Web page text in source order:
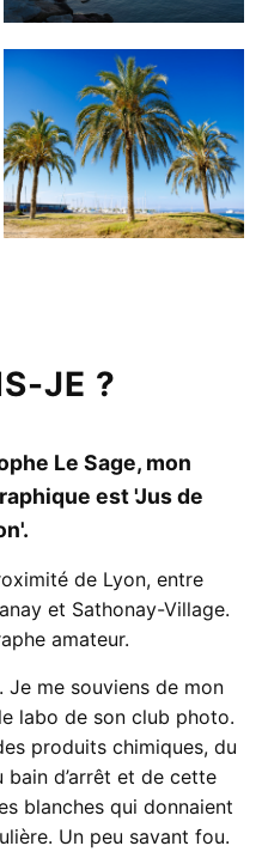
JE ?
Le Sage, mon
est 'Jus de
de Lyon, entre
et Sathonay-Village.
amateur.
Je me souviens de mon
labo de son club photo.
produits chimiques, du
d’arrêt et de cette
blanches qui donnaient
Un peu savant fou.